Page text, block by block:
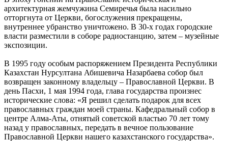
архитектурная жемчужина Семиречья была насильно
отторгнута от Церкви, богослужения прекращены,
внутреннее убранство уничтожено. В 30-х годах городские
власти разместили в соборе радиостанцию, затем – музейные
экспозиции.
В 1995 году особым распоряжением Президента Республики
Казахстан Нурсултана Абишевича Назарбаева собор был
возвращен законному владельцу – Православной Церкви. В
день Пасхи, 1 мая 1994 года, глава государства произнес
исторические слова: «Я решил сделать подарок для всех
православных граждан моей страны. Кафедральный собор в
центре Алма-Аты, отнятый советской властью 70 лет тому
назад у православных, передать в вечное пользование
Православной Церкви нашего казахстанского государства».